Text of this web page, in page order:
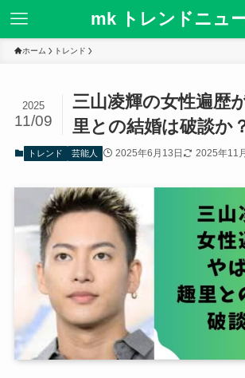
mk トレンドニュ
ホーム トレンド
三山凌輝の女性遍歴
里との結婚は破談か
2025
11/09
トレンド 芸能人 2025年6月13日 2025年11